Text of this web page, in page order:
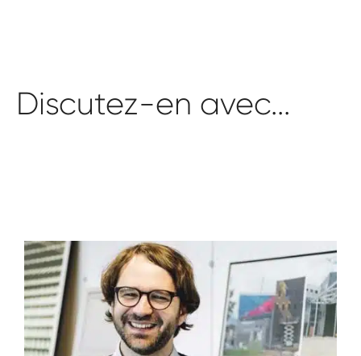
Discutez-en avec...